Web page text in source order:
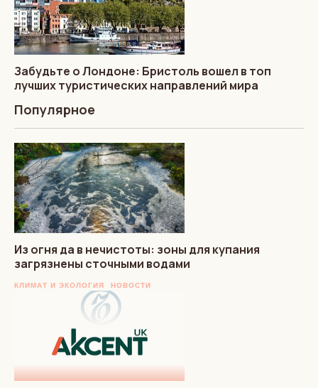
Забудьте о Лондоне: Бристоль вошел в топ
лучших туристических направлений мира
Популярное
Из огня да в нечистоты: зоны для купания
загрязнены сточными водами
КЛИМАТ И ЭКОЛОГИЯ НОВОСТИ